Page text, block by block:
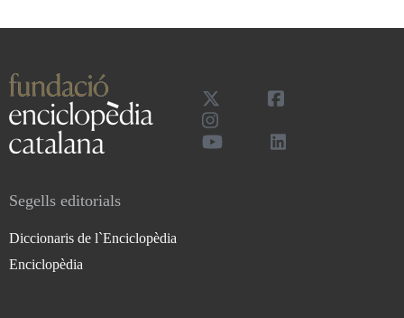
Segells editorials
Diccionaris de l`Enciclopèdia
Enciclopèdia